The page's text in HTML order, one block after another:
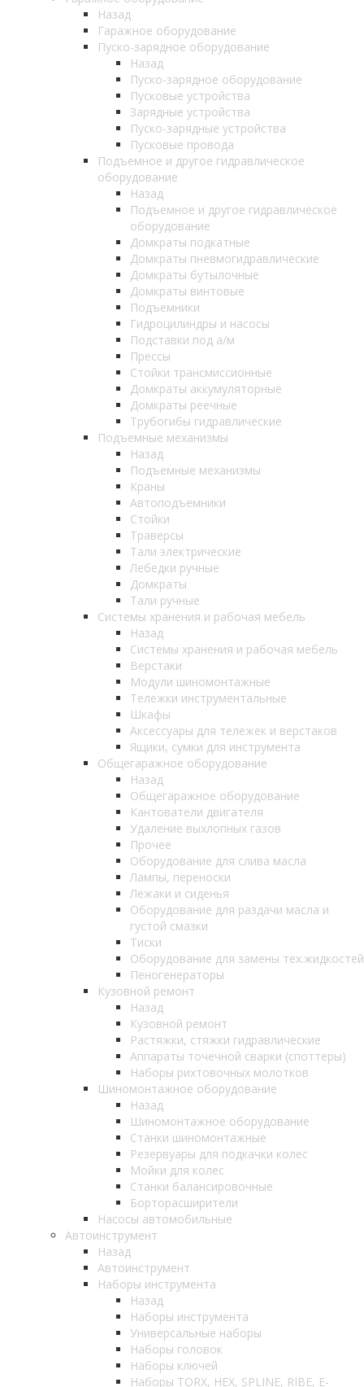
Назад
Гаражное оборудование
Пуско-зарядное оборудование
Назад
Пуско-зарядное оборудование
Пусковые устройства
Зарядные устройства
Пуско-зарядные устройства
Пусковые провода
Подъемное и другое гидравлическое
оборудование
Назад
Подъемное и другое гидравлическое
оборудование
Домкраты подкатные
Домкраты пневмогидравлические
Домкраты бутылочные
Домкраты винтовые
Подъемники
Гидроцилиндры и насосы
Подставки под а/м
Прессы
Стойки трансмиссионные
Домкраты аккумуляторные
Домкраты реечные
Трубогибы гидравлические
Подъемные механизмы
Назад
Подъемные механизмы
Краны
Автоподъемники
Стойки
Траверсы
Тали электрические
Лебедки ручные
Домкраты
Тали ручные
Системы хранения и рабочая мебель
Назад
Системы хранения и рабочая мебель
Верстаки
Модули шиномонтажные
Тележки инструментальные
Шкафы
Аксессуары для тележек и верстаков
Ящики, сумки для инструмента
Общегаражное оборудование
Назад
Общегаражное оборудование
Кантователи двигателя
Удаление выхлопных газов
Прочее
Оборудование для слива масла
Лампы, переноски
Лежаки и сиденья
Оборудование для раздачи масла и
густой смазки
Тиски
Оборудование для замены тех.жидкостей
Пеногенераторы
Кузовной ремонт
Назад
Кузовной ремонт
Растяжки, стяжки гидравлические
Аппараты точечной сварки (споттеры)
Наборы рихтовочных молотков
Шиномонтажное оборудование
Назад
Шиномонтажное оборудование
Станки шиномонтажные
Резервуары для подкачки колес
Мойки для колес
Станки балансировочные
Борторасширители
Насосы автомобильные
Автоинструмент
Назад
Автоинструмент
Наборы инструмента
Назад
Наборы инструмента
Универсальные наборы
Наборы головок
Наборы ключей
Наборы TORX, HEX, SPLINE, RIBE, E-